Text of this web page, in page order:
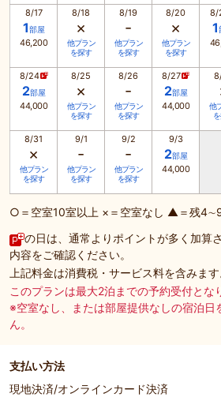
8/17
1部屋
46,200
8/18
×
他プラン
を探す
8/19
-
他プラン
を探す
8/20
×
他プラン
を探す
8/
1
8/24
2部屋
44,000
8/25
×
他プラン
を探す
8/26
-
他プラン
を探す
8/27
2部屋
44,000
他
8/31
×
他プラン
を探す
9/1
-
他プラン
を探す
9/2
-
他プラン
を探す
9/3
2部屋
44,000
○＝空室10室以上 ×＝空室なし ▲＝残
の日は、通常よりポイントが多く加算
内容をご確認ください。
上記料金は消費税・サービス料を含みます
このプランは最大2泊までの予約受付とな
※空室なし、または部屋提供なしの宿泊日
ん。
支払い方法
現地決済/オンラインカード決済